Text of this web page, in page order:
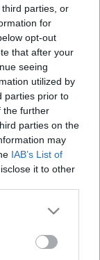
parties, or
for
opt-out
that after your
seeing
utilized by
parties prior to
the further
parties on the
may
IAB’s List of
it to other
more Google
may click to
party tags to